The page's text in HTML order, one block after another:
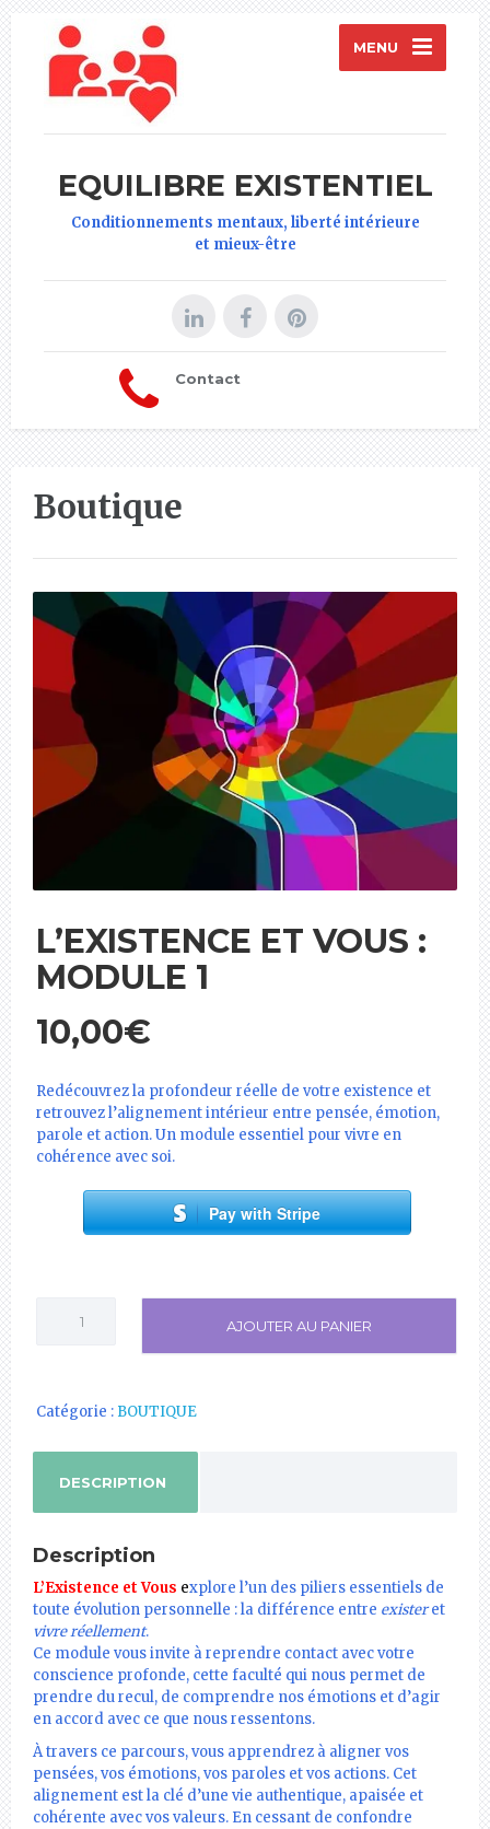
MENU
EQUILIBRE EXISTENTIEL
Conditionnements mentaux, liberté intérieure
et mieux-être
Contact
Boutique
L’EXISTENCE ET VOUS :
MODULE 1
10,00€
Redécouvrez la profondeur réelle de votre existence et
retrouvez l’alignement intérieur entre pensée, émotion,
parole et action. Un module essentiel pour vivre en
cohérence avec soi.
Pay with Stripe
:
AJOUTER AU PANIER
Catégorie : BOUTIQUE
DESCRIPTION
Description
L’Existence et Vous explore l’un des piliers essentiels de
toute évolution personnelle : la différence entre existeret
vivre réellement.
Ce module vous invite à reprendre contact avec votre
conscience profonde, cette faculté qui nous permet de
prendre du recul, de comprendre nos émotions et d’agir
en accord avec ce que nous ressentons.
À travers ce parcours, vous apprendrez à aligner vos
pensées, vos émotions, vos paroles et vos actions. Cet
alignement est la clé d’une vie authentique, apaisée et
cohérente avec vos valeurs. En cessant de confondre